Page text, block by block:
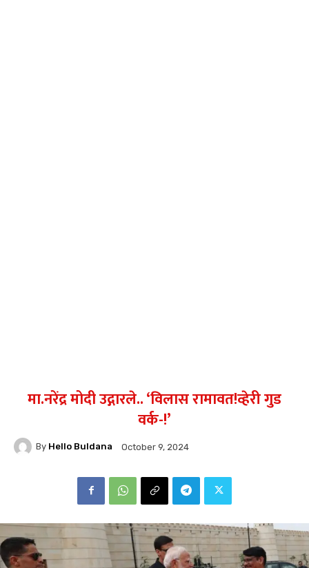
मा.नरेंद्र मोदी उद्गारले.. ‘विलास रामावत!व्हेरी गुड
वर्क-!’
By Hello Buldana October 9, 2024